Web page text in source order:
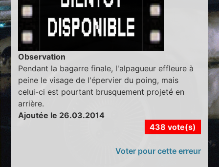
Observation
Pendant la bagarre finale, l'alpagueur effleure à
peine le visage de l'épervier du poing, mais
celui-ci est pourtant brusquement projeté en
arrière.
Ajoutée le 26.03.2014
438 vote(s)
Voter pour cette erreur